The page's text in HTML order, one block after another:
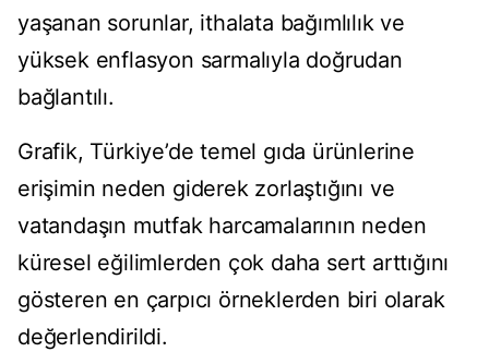
yaşanan sorunlar, ithalata bağımlılık ve
yüksek enflasyon sarmalıyla doğrudan
bağlantılı.
Grafik, Türkiye’de temel gıda ürünlerine
erişimin neden giderek zorlaştığını ve
vatandaşın mutfak harcamalarının neden
küresel eğilimlerden çok daha sert arttığını
gösteren en çarpıcı örneklerden biri olarak
değerlendirildi.